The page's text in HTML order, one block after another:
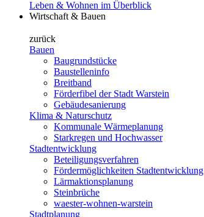
Leben & Wohnen im Überblick
Wirtschaft & Bauen
zurück
Bauen
Baugrundstücke
Baustelleninfo
Breitband
Förderfibel der Stadt Warstein
Gebäudesanierung
Klima & Naturschutz
Kommunale Wärmeplanung
Starkregen und Hochwasser
Stadtentwicklung
Beteiligungsverfahren
Fördermöglichkeiten Stadtentwicklung
Lärmaktionsplanung
Steinbrüche
waester-wohnen-warstein
Stadtplanung